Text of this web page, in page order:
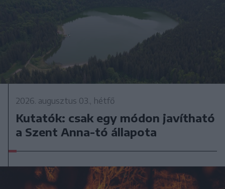
2026. augusztus 03., hétfő
Kutatók: csak egy módon javítható
a Szent Anna-tó állapota